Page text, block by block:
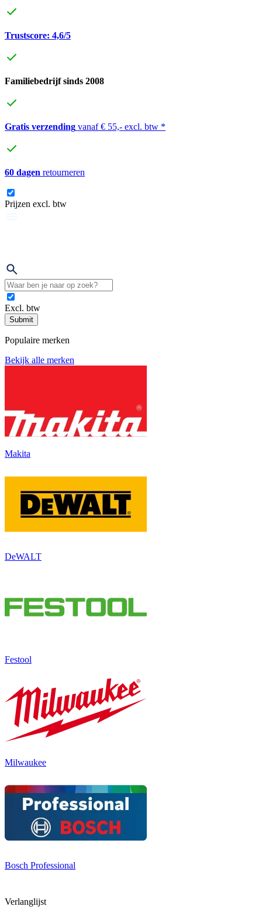
Trustscore: 4,6/5
Familiebedrijf sinds 2008
Gratis verzending vanaf € 55,- excl. btw *
60 dagen retourneren
Prijzen excl. btw
Excl. btw
Submit
Populaire merken
Bekijk alle merken
Makita
DeWALT
Festool
Milwaukee
Bosch Professional
Verlanglijst